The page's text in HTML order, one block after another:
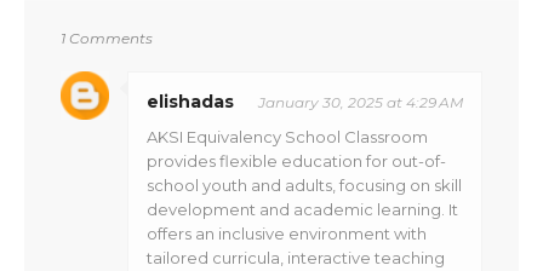
1 Comments
elishadas January 30, 2025 at 4:29 AM
AKSI Equivalency School Classroom
provides flexible education for out-of-
school youth and adults, focusing on skill
development and academic learning. It
offers an inclusive environment with
tailored curricula, interactive teaching